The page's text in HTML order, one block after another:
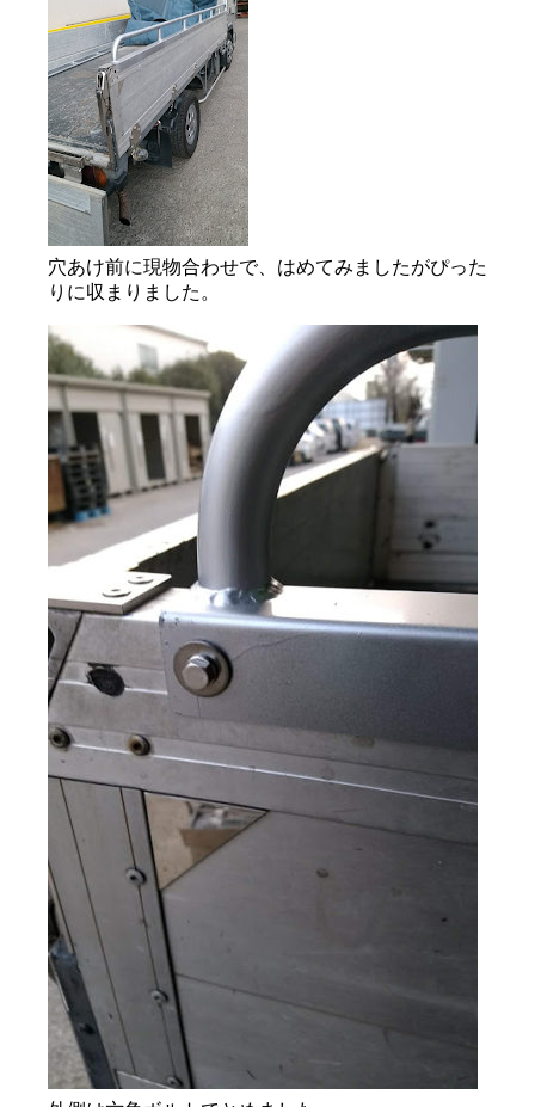
穴あけ前に現物合わせで、はめてみましたがぴった
りに収まりました。